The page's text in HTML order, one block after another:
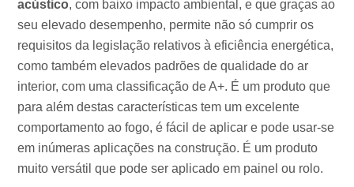
acústico, com baixo impacto ambiental, e que graças ao
seu elevado desempenho, permite não só cumprir os
requisitos da legislação relativos à eficiência energética,
como também elevados padrões de qualidade do ar
interior, com uma classificação de A+. É um produto que
para além destas características tem um excelente
comportamento ao fogo, é fácil de aplicar e pode usar-se
em inúmeras aplicações na construção. É um produto
muito versátil que pode ser aplicado em painel ou rolo.